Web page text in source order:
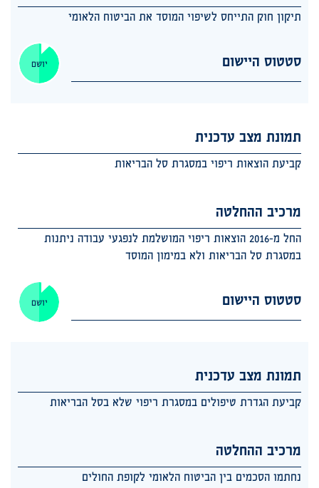
תיקון חוק התייחס לשיפוי המוסד את הביטוח הלאומי
סטטוס היישום יושם
תמונת מצב עדכנית
קביעת הוצאות ריפוי במסגרת סל הבריאות
מרכיב ההחלטה
החל מ-2016 הוצאות ריפוי המושלמת לנפגעי עבודה ניתנות
במסגרת סל הבריאות ולא במימון המוסד
סטטוס היישום יושם
תמונת מצב עדכנית
קביעת הגדרת טיפולים במסגרת ריפוי שלא בסל הבריאות
מרכיב ההחלטה
נחתמו הסכמים בין הביטוח הלאומי לקופת החולים